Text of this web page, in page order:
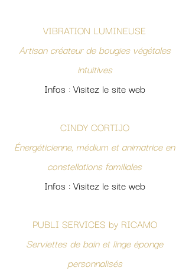
VIBRATION LUMINEUSE
Artisan créateur de bougies végétales
intuitives
Infos : Visitez le site web
CINDY CORTIJO
Énergéticienne, médium et animatrice en
constellations familiales
Infos : Visitez le site web
PUBLI SERVICES by RICAMO
Serviettes de bain et linge éponge
personnalisés